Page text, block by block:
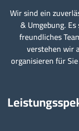
Wir sind ein
& Umgebung.
freundliches
verstehen wir
organisieren für